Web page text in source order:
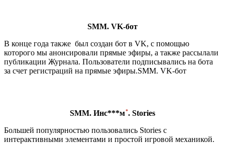
SMM. VK-бот
В конце года также был создан бот в VK, с помощью
которого мы анонсировали прямые эфиры, а также рассылали
публикации Журнала. Пользователи подписывались на бота
за счет регистраций на прямые эфиры.SMM. VK-бот
SMM. Инс***м*. Stories
Большей популярностью пользовались Stories c
интерактивными элементами и простой игровой механикой.